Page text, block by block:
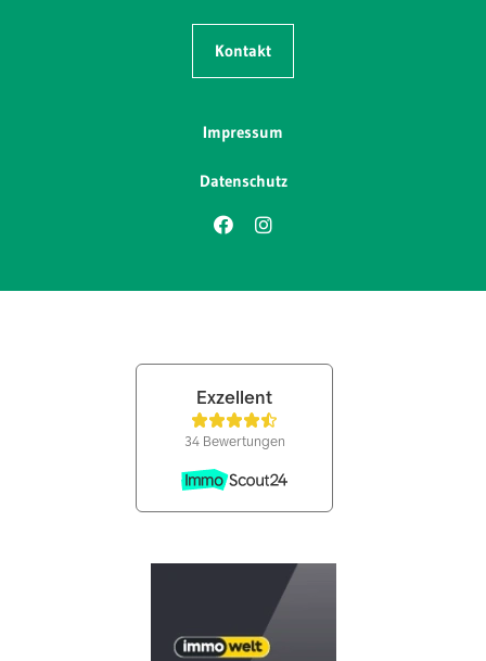
Kontakt
Impressum
Datenschutz